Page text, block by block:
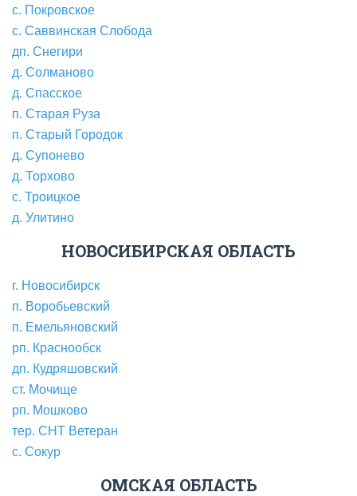
с. Покровское
с. Саввинская Слобода
дп. Снегири
д. Солманово
д. Спасское
п. Старая Руза
п. Старый Городок
д. Супонево
д. Торхово
с. Троицкое
д. Улитино
НОВОСИБИРСКАЯ ОБЛАСТЬ
г. Новосибирск
п. Воробьевский
п. Емельяновский
рп. Краснообск
дп. Кудряшовский
ст. Мочище
рп. Мошково
тер. СНТ Ветеран
с. Сокур
ОМСКАЯ ОБЛАСТЬ